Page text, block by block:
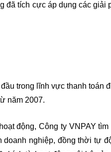
đã tích cực áp dụng các giải
trong lĩnh vực thanh toán
năm 2007.
động, Công ty VNPAY
nghiệp, đồng thời tự